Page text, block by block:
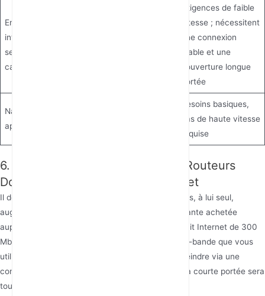
Enceintes
intelligentes,
serrures de porte,
capteurs
Exigences de faible
vitesse ; nécessitent
une connexion
stable et une
couverture longue
portée
Navigation web,
appareils de chat
Besoins basiques,
pas de haute vitesse
requise
6. La Véritable Relation entre les Routeurs
Double Bande et la Vitesse Internet
Il doit être clair qu'un routeur bi-bande ne peut pas, à lui seul,
augmenter directement la vitesse de bande passante achetée
auprès de votre FAI. Si vous souscrivez à un forfait Internet de 300
Mbps, alors quelle que soit la qualité du routeur bi-bande que vous
utilisez, la vitesse maximale que vous pouvez atteindre via une
connexion filaire ou une connexion sans fil 5GHz à courte portée sera
toujours de 300 Mbps.